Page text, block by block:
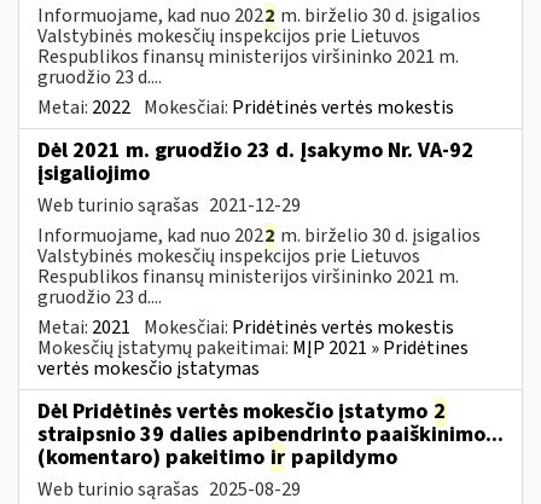
Informuojame, kad nuo 2022 m. birželio 30 d. įsigalios
Valstybinės mokesčių inspekcijos prie Lietuvos
Respublikos finansų ministerijos viršininko 2021 m.
gruodžio 23 d....
Metai: 2022 Mokesčiai: Pridėtinės vertės mokestis
Dėl 2021 m. gruodžio 23 d. Įsakymo Nr. VA-92
įsigaliojimo
Web turinio sąrašas 2021-12-29
Informuojame, kad nuo 2022 m. birželio 30 d. įsigalios
Valstybinės mokesčių inspekcijos prie Lietuvos
Respublikos finansų ministerijos viršininko 2021 m.
gruodžio 23 d....
Metai: 2021 Mokesčiai: Pridėtinės vertės mokestis
Mokesčių įstatymų pakeitimai: MĮP 2021 » Pridėtines
vertės mokesčio įstatymas
Dėl Pridėtinės vertės mokesčio įstatymo 2
straipsnio 39 dalies apibendrinto paaiškinimo...
(komentaro) pakeitimo ir papildymo
Web turinio sąrašas 2025-08-29